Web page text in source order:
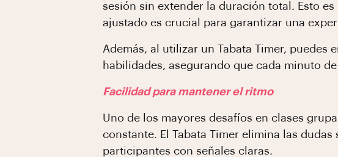
sesión sin extender la duración total. Esto
ajustado es crucial para garantizar una
Además, al utilizar un Tabata Timer,
habilidades, asegurando que cada minuto
Facilidad para mantener el ritmo
Uno de los mayores desafíos en clases
constante. El Tabata Timer elimina las
participantes con señales claras.